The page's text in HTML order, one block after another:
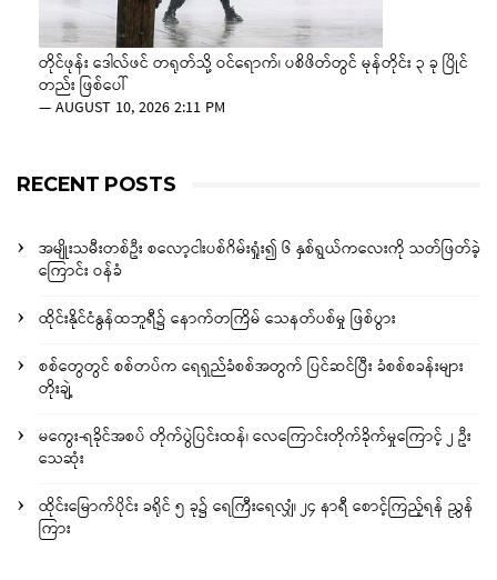
တိုင်ဖုန်း ဒေါလ်ဖင် တရုတ်သို့ ဝင်ရောက်၊ ပစိဖိတ်တွင် မုန်တိုင်း ၃ ခု ပြိုင်
တည်း ဖြစ်ပေါ်
—AUGUST 10, 2026 2:11 PM
RECENT POSTS
အမျိုးသမီးတစ်ဦး စလော့ငါးပစ်ဂိမ်းရှုံး၍ ၆ နှစ်ရွယ်ကလေးကို သတ်ဖြတ်ခဲ့
ကြောင်း ဝန်ခံ
ထိုင်းနိုင်ငံနွန်ထဘူရီ၌ နောက်တကြိမ် သေနတ်ပစ်မှု ဖြစ်ပွား
စစ်တွေတွင် စစ်တပ်က ရေရှည်ခံစစ်အတွက် ပြင်ဆင်ပြီး ခံစစ်စခန်းများ
တိုးချဲ့
မကွေး-ရခိုင်အစပ် တိုက်ပွဲပြင်းထန်၊ လေကြောင်းတိုက်ခိုက်မှုကြောင့် ၂ ဦး
သေဆုံး
ထိုင်းမြောက်ပိုင်း ခရိုင် ၅ ခု၌ ရေကြီးရေလျှံ၊ ၂၄ နာရီ စောင့်ကြည့်ရန် ညွှန်
ကြား